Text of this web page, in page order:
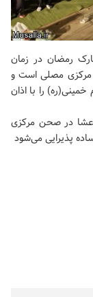
رمضان در زمان
مرکزی مصلی است و
خمینی(ره) را با اذان
عشا در صحن مرکزی
پذیرایی می‌شود